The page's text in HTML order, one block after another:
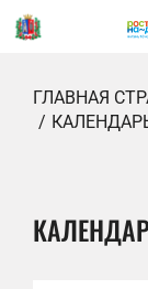
ГЛАВНАЯ